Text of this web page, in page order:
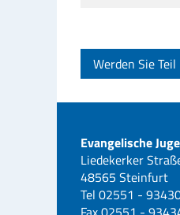
Werden Sie
Evangelische
Liedekerker
48565 Steinfurt
Tel 02551 -